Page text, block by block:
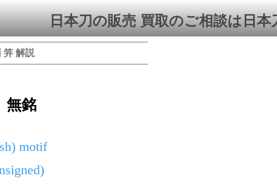
日本刀の販売 買取のご相談は日本
笄 解説
銘
motif